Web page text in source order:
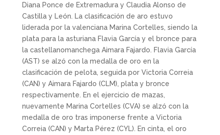
Diana Ponce de Extremadura y Claudia Alonso de
Castilla y León. La clasificación de aro estuvo
liderada por la valenciana Marina Cortelles, siendo la
plata para la asturiana Flavia García y el bronce para
la castellanomanchega Aimara Fajardo. Flavia García
(AST) se alzó con la medalla de oro en la
clasificación de pelota, seguida por Victoria Correia
(CAN) y Aimara Fajardo (CLM), plata y bronce
respectivamente. En el ejercicio de mazas,
nuevamente Marina Cortelles (CVA) se alzó con la
medalla de oro tras imponerse frente a Victoria
Correia (CAN) y Marta Pérez (CYL). En cinta, el oro